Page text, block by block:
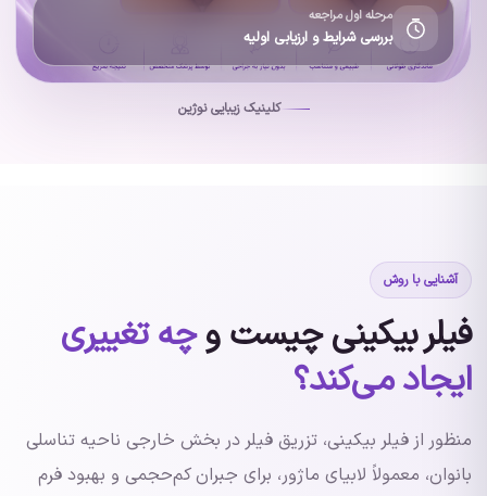
مرحله اول مراجعه
بررسی شرایط و ارزیابی اولیه
کلینیک زیبایی نوژین
آشنایی با روش
فیلر بیکینی چیست وچه تغییری
ایجاد می‌کند؟
منظور از فیلر بیکینی، تزریق فیلر در بخش خارجی ناحیه تناسلی
بانوان، معمولاً لابیای ماژور، برای جبران کم‌حجمی و بهبود فرم